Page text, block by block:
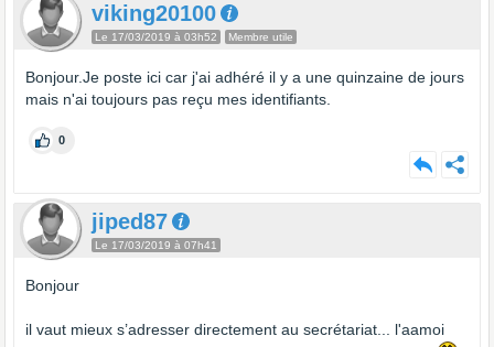
viking20100
Le 17/03/2019 à 03h52 Membre utile
Bonjour.Je poste ici car j'ai adhéré il y a une quinzaine de jours
mais n'ai toujours pas reçu mes identifiants.
0
jiped87
Le 17/03/2019 à 07h41
Bonjour
il vaut mieux s’adresser directement au secrétariat... l'aamoi